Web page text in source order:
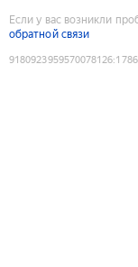
Если у вас возникли
обратной связи
9180923959570078126: